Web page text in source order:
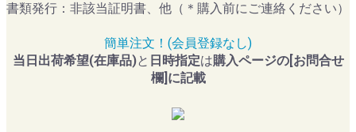
書類発行：非該当証明書、他（＊購入前にご連絡ください）
簡単注文！(会員登録なし)
当日出荷希望(在庫品)と 日時指定は購入ページの[お問合せ
欄]に記載